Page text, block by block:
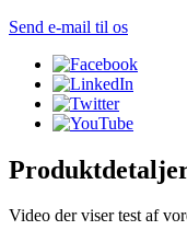
Send e-mail til os
Video der viser test af